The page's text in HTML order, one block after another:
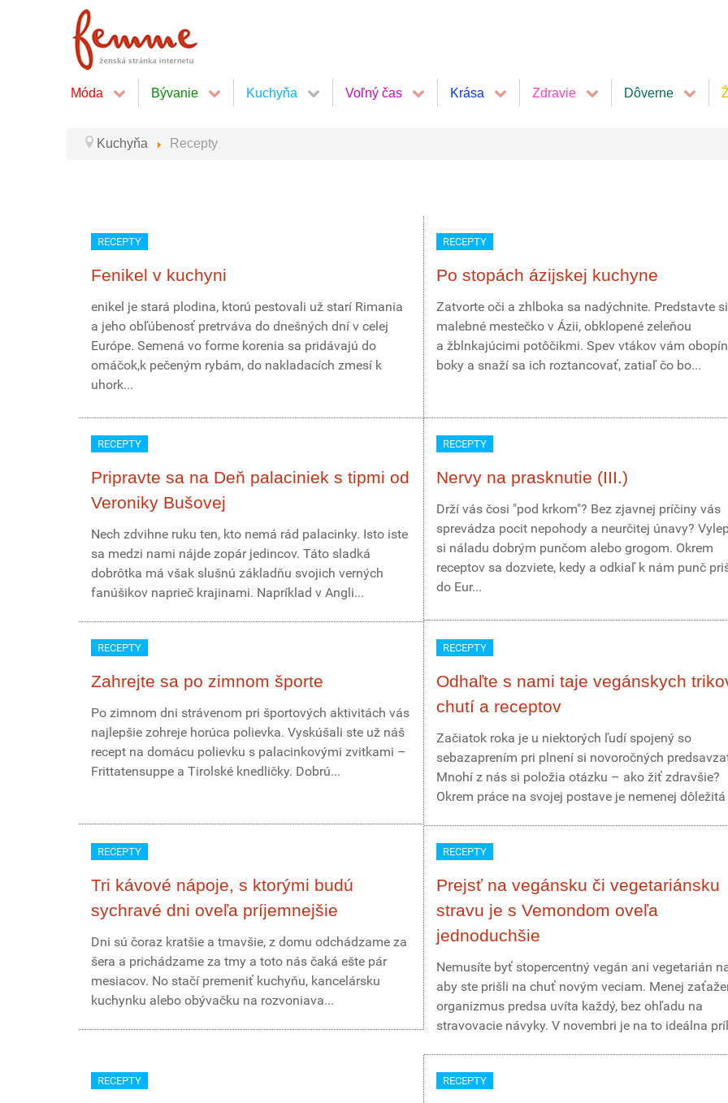
Móda Bývanie Kuchyňa Voľný čas Krása Zdravie Dôverne
Kuchyňa Recepty
RECEPTY
Fenikel v kuchyni
enikel je stará plodina, ktorú pestovali už starí Rimania
a jeho obľúbenosť pretrváva do dnešných dní v celej
Európe. Semená vo forme korenia sa pridávajú do
omáčok,k pečeným rybám, do nakladacích zmesí k
uhork...
RECEPTY
Po stopách ázijskej kuchyne
Zatvorte oči a zhlboka sa nadýchnite. Predstavte si
malebné mestečko v Ázii, obklopené zeleňou
a žblnkajúcimi potôčikmi. Spev vtákov vám
boky a snaží sa ich roztancovať, zatiaľ čo bo...
RECEPTY
Pripravte sa na Deň palaciniek s tipmi od
Veroniky Bušovej
Nech zdvihne ruku ten, kto nemá rád palacinky. Isto iste
sa medzi nami nájde zopár jedincov. Táto sladká
dobrôtka má však slušnú základňu svojich verných
fanúšikov naprieč krajinami. Napríklad v Angli...
RECEPTY
Nervy na prasknutie (III.)
Drží vás čosi "pod krkom"? Bez zjavnej príčiny vás
sprevádza pocit nepohody a neurčitej únavy?
si náladu dobrým punčom alebo grogom. Okrem
receptov sa dozviete, kedy a odkiaľ k nám punč
do Eur...
RECEPTY
Zahrejte sa po zimnom športe
Po zimnom dni strávenom pri športových aktivitách vás
najlepšie zohreje horúca polievka. Vyskúšali ste už náš
recept na domácu polievku s palacinkovými zvitkami –
Frittatensuppe a Tirolské knedličky. Dobrú...
RECEPTY
Odhaľte s nami taje vegánskych
chutí a receptov
Začiatok roka je u niektorých ľudí spojený so
sebazaprením pri plnení si novoročných
Mnohí z nás si položia otázku – ako žiť zdravšie?
Okrem práce na svojej postave je nemenej dôležitá
RECEPTY
Tri kávové nápoje, s ktorými budú
sychravé dni oveľa príjemnejšie
Dni sú čoraz kratšie a tmavšie, z domu odchádzame za
šera a prichádzame za tmy a toto nás čaká ešte pár
mesiacov. No stačí premeniť kuchyňu, kancelársku
kuchynku alebo obývačku na rozvoniava...
RECEPTY
Prejsť na vegánsku či vegetariánsku
stravu je s Vemondom oveľa
jednoduchšie
Nemusíte byť stopercentný vegán ani vegetarián
aby ste prišli na chuť novým veciam. Menej
organizmus predsa uvíta každý, bez ohľadu na
stravovacie návyky. V novembri je na to ideálna
RECEPTY RECEPTY